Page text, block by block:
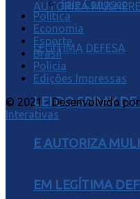
LEI DO SPRAY
E AUTORIZA
EM LEGÍTIMA
Fale Conosco
Política
Economia
Esporte
Brasil
Polícia
Edições Impressas
© 2021 - Desenvolvido
Interativas